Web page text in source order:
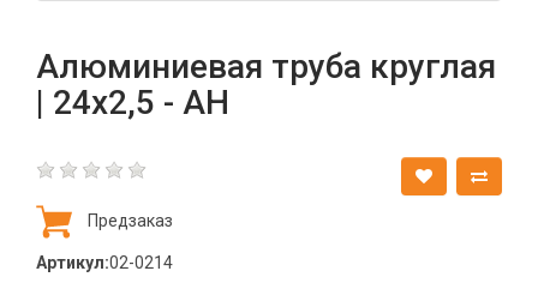
Алюминиевая труба круглая
| 24х2,5 - АН
Предзаказ
Артикул:02-0214